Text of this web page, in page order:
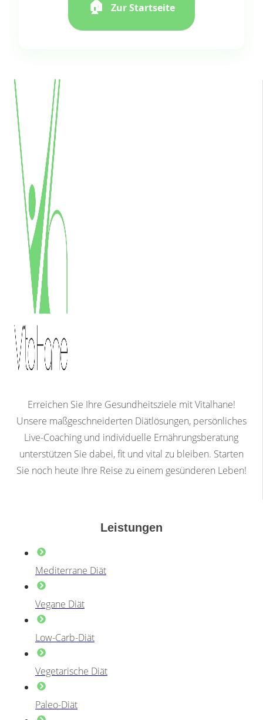
🏠 Zur Startseite
Erreichen Sie Ihre Gesundheitsziele mit Vitalhane!
Unsere maßgeschneiderten Diätlösungen, persönliches
Live-Coaching und individuelle Ernährungsberatung
unterstützen Sie dabei, fit und vital zu bleiben. Starten
Sie noch heute Ihre Reise zu einem gesünderen Leben!
Leistungen
Mediterrane Diät
Vegane Diät
Low-Carb-Diät
Vegetarische Diät
Paleo-Diät